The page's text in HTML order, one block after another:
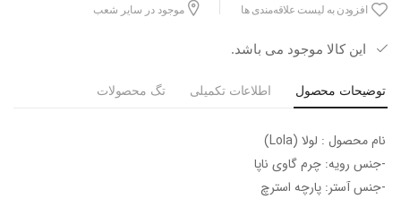
افزودن به لیست علاقه‌مندی ها موجود در سایر شعب
این کالا موجود می باشد.
توضیحات محصول اطلاعات تکمیلی تگ محصولات
نام محصول : لولا (Lola)
-جنس رویه: چرم گاوی ناپا
-جنس آستر: پارچه استرچ